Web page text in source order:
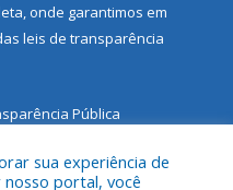
onde garantimos em
leis de transparência
Pública
sua experiência de
portal, você